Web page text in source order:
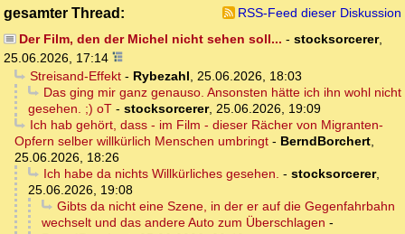
gesamter Thread:
RSS-Feed dieser Diskussion
Der Film, den der Michel nicht sehen soll... - stocksorcerer,
25.06.2026, 17:14
Streisand-Effekt- Rybezahl, 25.06.2026, 18:03
Das ging mir ganz genauso. Ansonsten hätte ich ihn wohl nicht
gesehen. ;) oT - stocksorcerer, 25.06.2026, 19:09
Ich hab gehört, dass - im Film - dieser Rächer von Migranten-
Opfern selber willkürlich Menschen umbringt - BerndBorchert,
25.06.2026, 18:26
Ich habe da nichts Willkürliches gesehen. - stocksorcerer,
25.06.2026, 19:08
Gibts da nicht eine Szene, in der er auf die Gegenfahrbahn
wechselt und das andere Auto zum Überschlagen -